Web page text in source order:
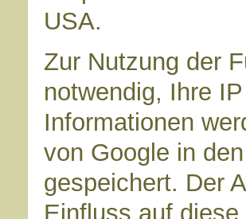
USA.
Zur Nutzung der
notwendig, Ihre
Informationen
von Google in
gespeichert. Der
Einfluss auf